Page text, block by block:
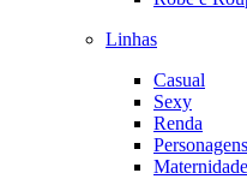
Linhas
Casual
Sexy
Renda
Personagens
Maternidade